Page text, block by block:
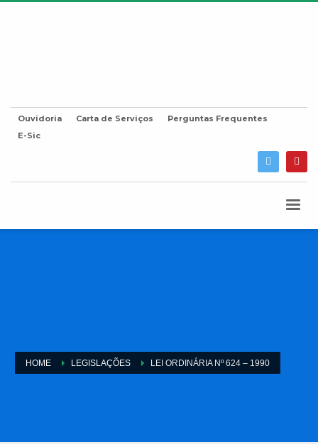
Ouvidoria Carta de Serviços
Perguntas Frequentes
E-Sic
HOME LEGISLAÇÕES LEI ORDINÁRIA Nº 624 – 1990